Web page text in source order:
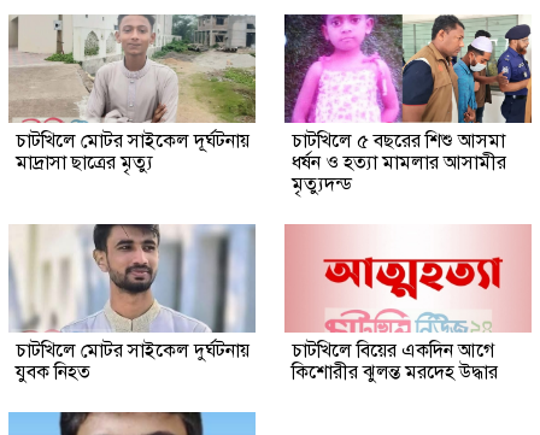
চাটখিলে মোটর সাইকেল দূর্ঘটনায়
মাদ্রাসা ছাত্রের মৃত্যু
চাটখিলে ৫ বছরের শিশু আসমা
ধর্ষন ও হত্যা মামলার আসামীর
মৃত্যুদন্ড
চাটখিলে মোটর সাইকেল দুর্ঘটনায়
যুবক নিহত
চাটখিলে বিয়ের একদিন আগে
কিশোরীর ঝুলন্ত মরদেহ উদ্ধার